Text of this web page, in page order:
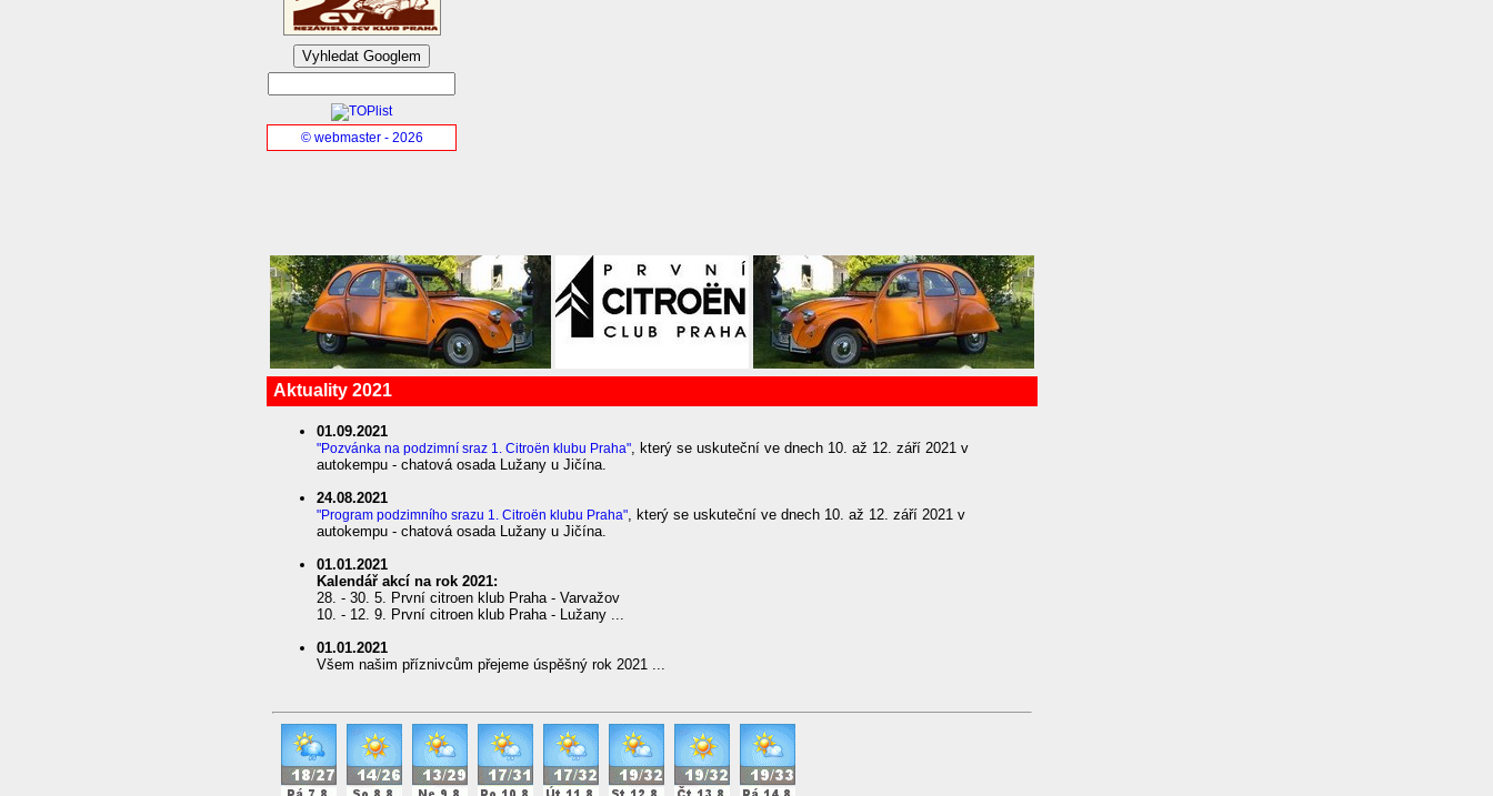
© webmaster - 2026
Aktuality 2021
01.09.2021
"Pozvánka na podzimní sraz 1. Citroën klubu Praha", který se uskuteční ve dnech 10. až 12. září 2021 v
autokempu - chatová osada Lužany u Jičína.
24.08.2021
"Program podzimního srazu 1. Citroën klubu Praha", který se uskuteční ve dnech 10. až 12. září 2021 v
autokempu - chatová osada Lužany u Jičína.
01.01.2021
Kalendář akcí na rok 2021:
28. - 30. 5. První citroen klub Praha - Varvažov
10. - 12. 9. První citroen klub Praha - Lužany ...
01.01.2021
Všem našim příznivcům přejeme úspěšný rok 2021 ...